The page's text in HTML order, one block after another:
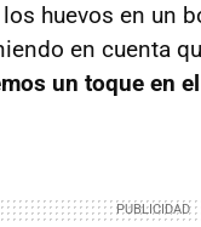
huevos en un
en cuenta
un toque en